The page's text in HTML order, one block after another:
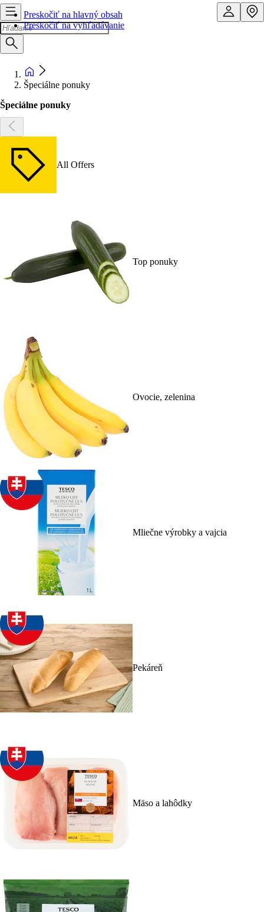
Preskočiť na hlavný obsah
Preskočiť na vyhľadávanie
Špeciálne ponuky
Špeciálne ponuky
All Offers
Top ponuky
Ovocie, zelenina
Mliečne výrobky a vajcia
Pekáreň
Mäso a lahôdky